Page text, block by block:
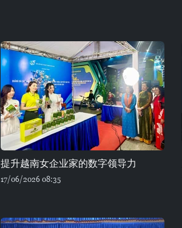
提升越南女企业家的数字领导力
17/06/2026 08:35